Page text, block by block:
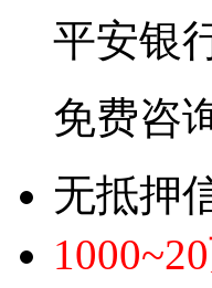
平安银
免费咨
无抵押